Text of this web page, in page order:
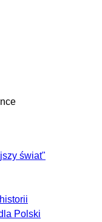
świat"
Polski